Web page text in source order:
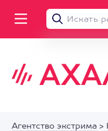
Агентство экстрима >